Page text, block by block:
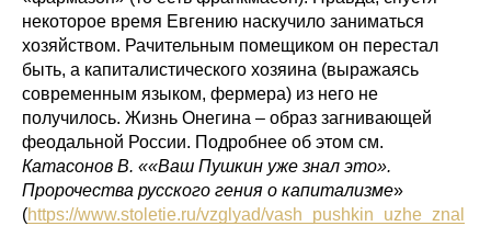
некоторое время Евгению наскучило заниматься
хозяйством. Рачительным помещиком он перестал
быть, а капиталистического хозяина (выражаясь
современным языком, фермера) из него не
получилось. Жизнь Онегина – образ загнивающей
феодальной России. Подробнее об этом см.
Катасонов В. ««Ваш Пушкин уже знал это».
Пророчества русского гения о капитализме»
(https://www.stoletie.ru/vzglyad/vash_pushkin_uzhe_znal